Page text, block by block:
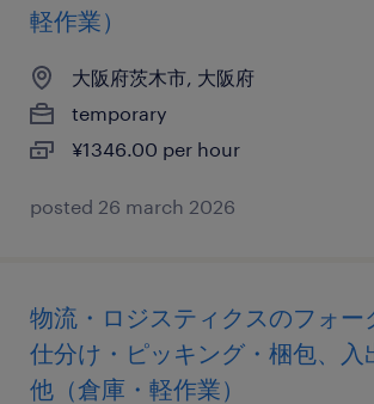
軽作業）
大阪府茨木市, 大阪府
temporary
¥1346.00 per hour
posted 26 march 2026
物流・ロジスティクスのフォー
仕分け・ピッキング・梱包、入
他（倉庫・軽作業）